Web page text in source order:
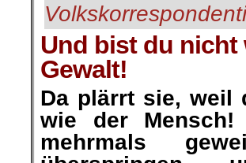
Und bist du
Gewalt!
Da plärrt sie,
wie der
mehrmals